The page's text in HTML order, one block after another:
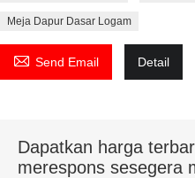
Meja Dapur Dasar Logam
 Send Email Detail
Dapatkan harga
merespons sesegera